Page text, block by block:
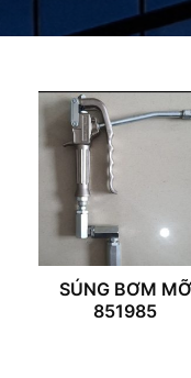
SÚNG BƠM MỠ
851985